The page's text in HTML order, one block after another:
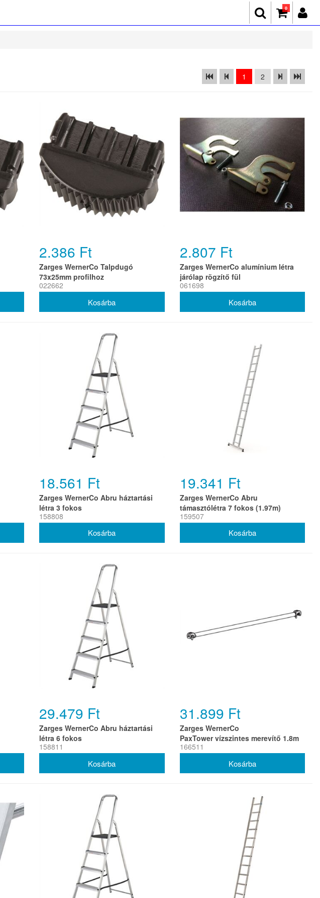
0
1 2
2.386 Ft
Zarges WernerCo Talpdugó
73x25mm profilhoz
022662
2.807 Ft
Zarges WernerCo alumínium létra
járólap rögzítő fül
061698
18.561 Ft
Zarges WernerCo Abru háztartási
létra 3 fokos
158808
19.341 Ft
Zarges WernerCo Abru
támasztólétra 7 fokos (1.97m)
159507
29.479 Ft
Zarges WernerCo Abru háztartási
létra 6 fokos
158811
31.899 Ft
Zarges WernerCo
PaxTower vízszintes merevítő 1.8m
166511